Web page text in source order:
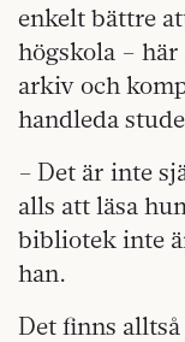
enkelt bättre
högskola –
arkiv och
handleda
– Det är inte
alls att läsa
bibliotek inte
han.
Det finns